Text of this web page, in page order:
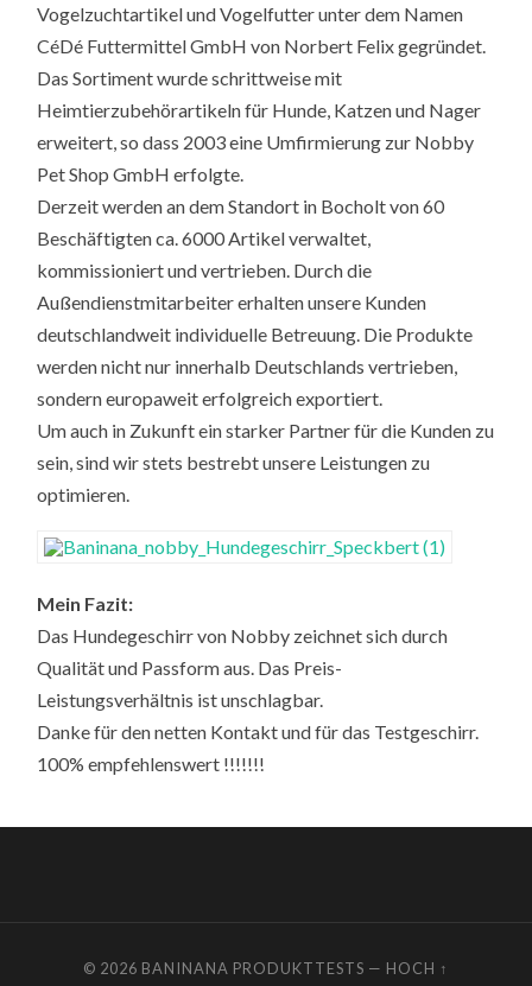
Vogelzuchtartikel und Vogelfutter unter dem Namen
CéDé Futtermittel GmbH von Norbert Felix gegründet.
Das Sortiment wurde schrittweise mit
Heimtierzubehörartikeln für Hunde, Katzen und Nager
erweitert, so dass 2003 eine Umfirmierung zur Nobby
Pet Shop GmbH erfolgte.
Derzeit werden an dem Standort in Bocholt von 60
Beschäftigten ca. 6000 Artikel verwaltet,
kommissioniert und vertrieben. Durch die
Außendienstmitarbeiter erhalten unsere Kunden
deutschlandweit individuelle Betreuung. Die Produkte
werden nicht nur innerhalb Deutschlands vertrieben,
sondern europaweit erfolgreich exportiert.
Um auch in Zukunft ein starker Partner für die Kunden zu
sein, sind wir stets bestrebt unsere Leistungen zu
optimieren.
Mein Fazit:
Das Hundegeschirr von Nobby zeichnet sich durch
Qualität und Passform aus. Das Preis-
Leistungsverhältnis ist unschlagbar.
Danke für den netten Kontakt und für das Testgeschirr.
100% empfehlenswert !!!!!!!
© 2026 BANINANA PRODUKTTESTS — HOCH ↑